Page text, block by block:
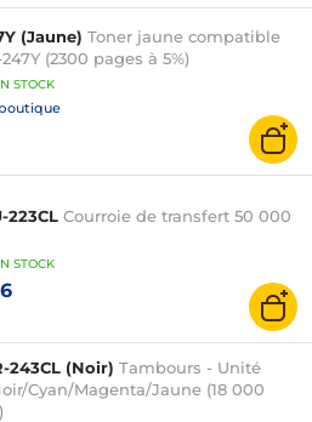
(Jaune) Toner jaune compatible
(2300 pages à 5%)
STOCK
223CL Courroie de transfert 50 000
STOCK
243CL (Noir) Tambours - Unité
Cyan/Magenta/Jaune (18 000